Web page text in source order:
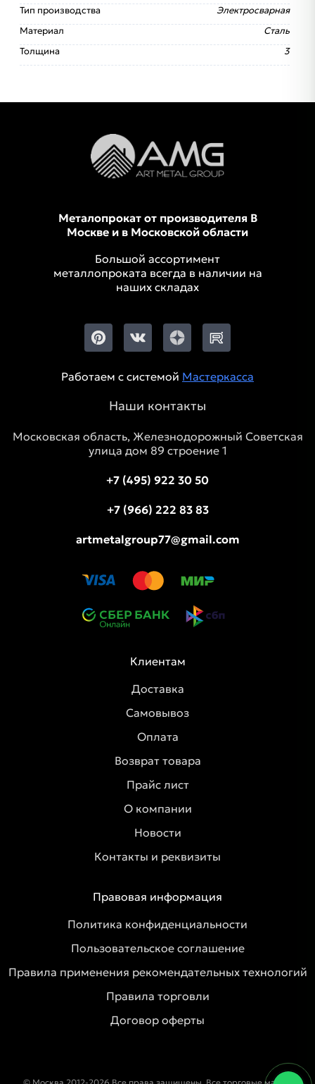
Тип производства
Электросварная
Материал
Сталь
Толщина
3
Металопрокат от производителя В
Москве и в Московской области
Большой ассортимент
металлопроката всегда в наличии на
наших складах
Работаем с системой Мастеркасса
Наши контакты
Московская область, Железнодорожный Советская
улица дом 89 строение 1
+7 (495) 922 30 50
+7 (966) 222 83 83
artmetalgroup77@gmail.com
Клиентам
Доставка
Самовывоз
Оплата
Возврат товара
Прайс лист
О компании
Новости
Контакты и реквизиты
Правовая информация
Политика конфиденциальности
Пользовательское соглашение
Правила применения рекомендательных технологий
Правила торговли
Договор оферты